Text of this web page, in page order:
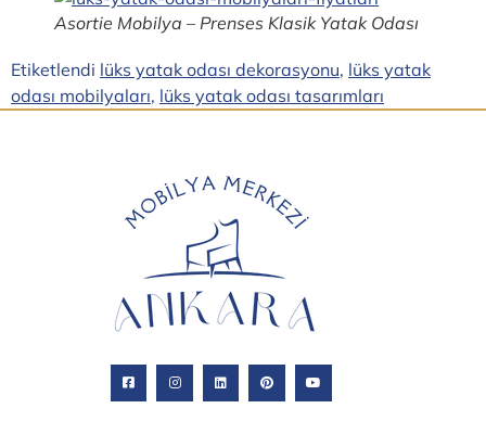
Asortie Mobilya – Prenses Klasik Yatak Odası
Etiketlendi lüks yatak odası dekorasyonu, lüks yatak
odası mobilyaları, lüks yatak odası tasarımları